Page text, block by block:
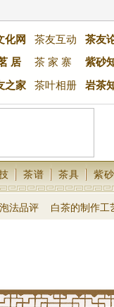
化网 茶友互动
茶友
居
茶 家 寨 紫砂
之家 茶叶相册 岩茶
茶谱 茶具 紫砂
法品评 白茶的制作工